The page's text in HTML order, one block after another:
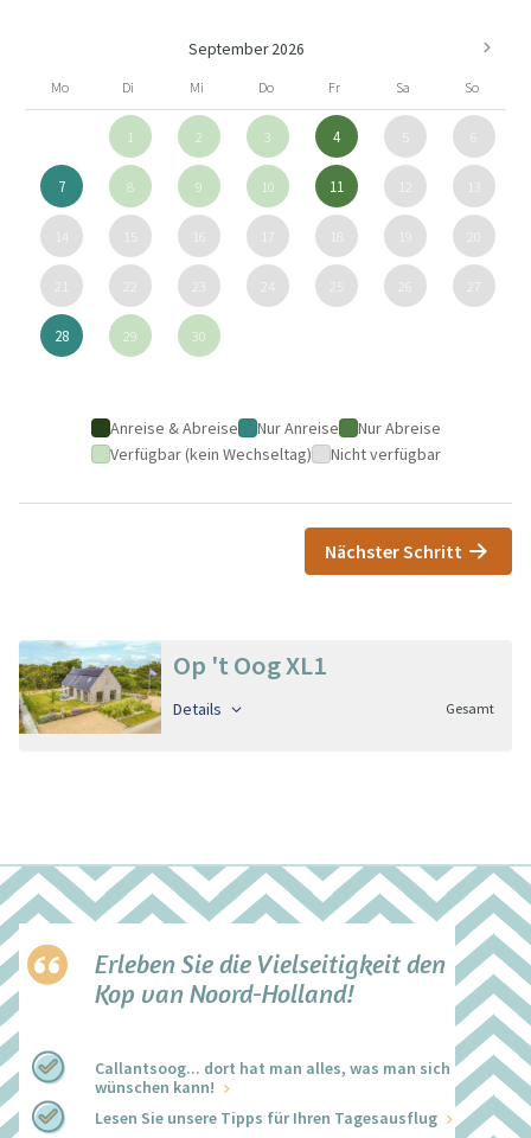
September 2026
Mo Di Mi Do Fr Sa So
1 2 3 4
7 8 9 10 11
28 29 30
Anreise & Abreise Nur Anreise
Nur Abreise
Verfügbar (kein Wechseltag)
Nicht verfügbar
Nächster Schritt
Op 't Oog XL1
Details Gesamt
Erleben Sie die Vielseitigkeit den
Kop van Noord-Holland!
Callantsoog... dort hat man alles, was man sich
wünschen kann!
Lesen Sie unsere Tipps für Ihren Tagesausflug